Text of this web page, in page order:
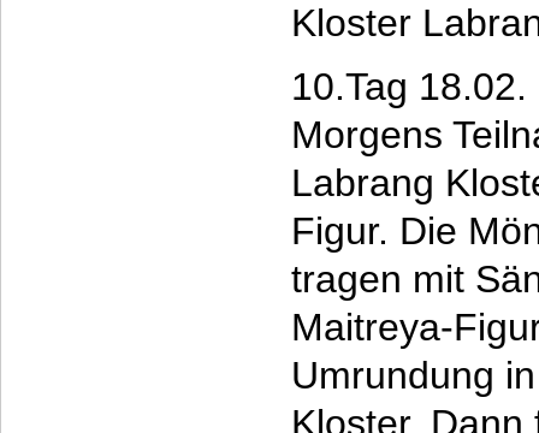
Kloster
10.Tag
Morgens
Labrang
Figur. Die
tragen mit
Maitreya-
Umrundung
Kloster.